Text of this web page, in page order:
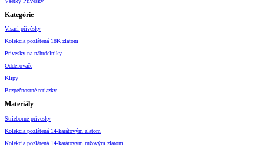
Kategórie
Visací přívěsky
Kolekcia pozlátená 18K zlatom
Prívesky na náhrdelníky
Oddeľovače
Klipy
Bezpečnostné retiazky
Materiály
Strieborné prívesky
Kolekcia pozlátená 14-karátovým zlatom
Kolekcia pozlátená 14-karátovým ružovým zlatom